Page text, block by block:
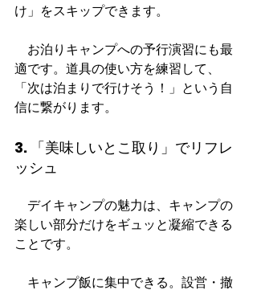
け」をスキップできます。
お泊りキャンプへの予行演習にも最
適です。道具の使い方を練習して、
「次は泊まりで行けそう！」という自
信に繋がります。
3. 「美味しいとこ取り」でリフレ
ッシュ
デイキャンプの魅力は、キャンプの
楽しい部分だけをギュッと凝縮できる
ことです。
キャンプ飯に集中できる。設営・撤